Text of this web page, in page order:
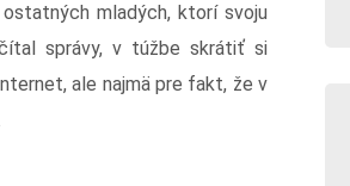
ostatných mladých, ktorí svoju
správy, v túžbe skrátiť si
ale najmä pre fakt, že v